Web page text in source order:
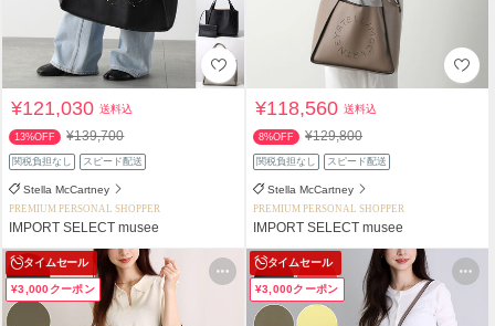
¥121,030送料込
13%OFF ¥139,700
関税負担なし スピード配送
Stella McCartney
PREMIUM PERSONAL SHOPPER
IMPORT SELECT musee
¥118,560送料込
8%OFF ¥129,800
関税負担なし スピード配送
Stella McCartney
PREMIUM PERSONAL SHOPPER
IMPORT SELECT musee
タイムセール
¥3,000クーポン
タイムセール
¥3,000クーポン